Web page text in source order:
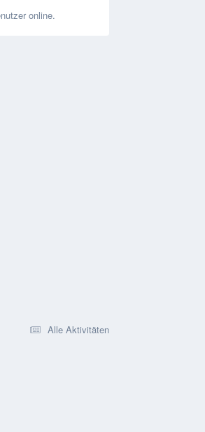
online.
Alle Aktivitäten